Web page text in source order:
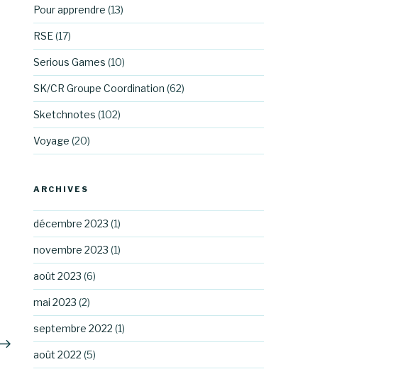
Article
suivant
Pour apprendre (13)
RSE(17)
Serious Games (10)
SK/CR Groupe Coordination (62)
Sketchnotes (102)
Voyage (20)
ARCHIVES
décembre 2023 (1)
novembre 2023 (1)
août 2023 (6)
mai 2023 (2)
septembre 2022 (1)
août 2022 (5)